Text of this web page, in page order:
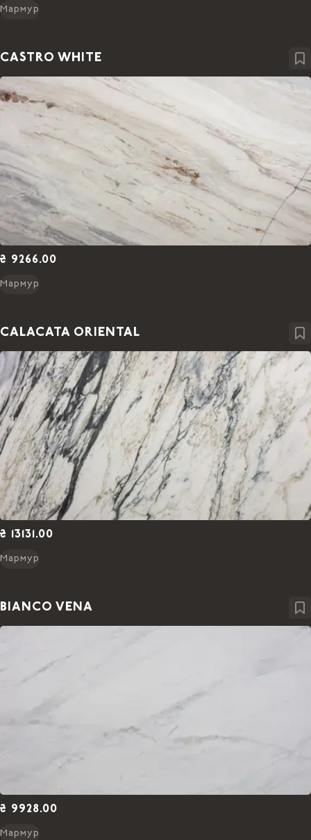
Мармур
CASTRO WHITE
₴ 9266.00
Мармур
CALACATA ORIENTAL
₴ 13131.00
Мармур
BIANCO VENA
₴ 9928.00
Мармур